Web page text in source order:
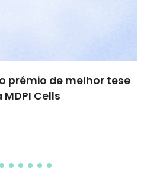
prémio de melhor tese
Cells